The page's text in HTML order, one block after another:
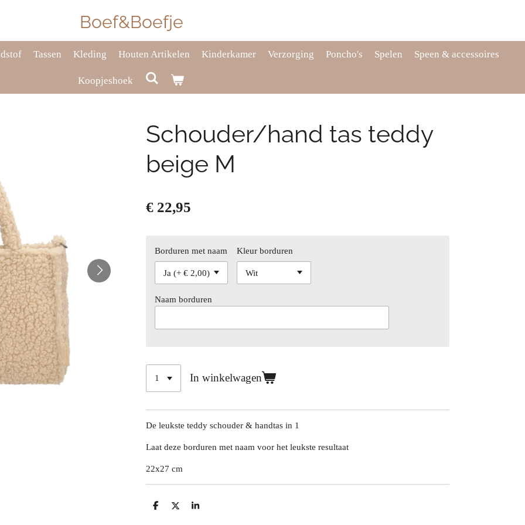
Boef&Boefje
Tassen Kleding Houten Artikelen Kinderkamer Verzorging Poncho's Spelen Speen & accessoires
Koopjeshoek
Schouder/hand tas teddy
beige M
€ 22,95
Borduren met naam Kleur borduren
Naam borduren
In winkelwagen
De leukste teddy schouder & handtas in 1
Laat deze borduren met naam voor het leukste resultaat
22x27 cm
D
D
S